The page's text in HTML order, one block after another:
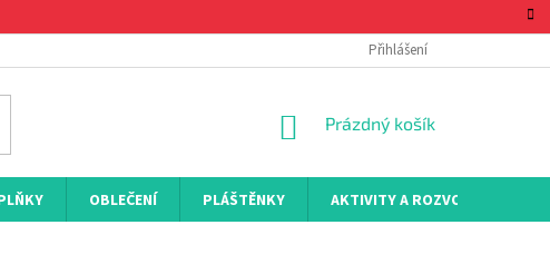
Přihlášení
NÁKUPNÍ
Prázdný košík
OBLEČENÍ PLÁŠTĚNKY AKTIVITY A ROZVOJ